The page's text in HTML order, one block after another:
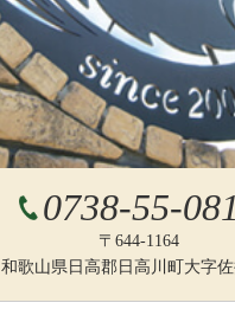
0738-55-
〒644-1164
和歌山県日高郡日高川町大字